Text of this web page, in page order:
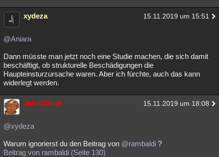
Astronomie Helpdesk Gruppen Gaming Filme
Musik
Übersichten
Besucht Teilgenommen Alle Neue Geschlossen
Lesenswert Schlüsselwörter
xydeza 15.11.2019 um 15:51
@Aniara
Dann müsste man jetzt noch eine Studie machen, die sich damit
beschäftigt, ob strukturelle Beschädigungen die
Haupteinsturzursache waren. Aber ich fürchte, auch das kann
widerlegt werden.
JohnDifool 15.11.2019 um 18:08
@xydeza
Warum ignorierst du den Beitrag von @rambaldi ?
Beitrag von rambaldi (Seite 130)